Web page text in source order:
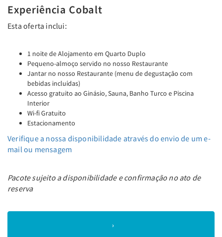
Experiência Cobalt
Esta oferta inclui:
1 noite de Alojamento em Quarto Duplo
Pequeno-almoço servido no nosso Restaurante
Jantar no nosso Restaurante (menu de degustação com
bebidas incluídas)
Acesso gratuito ao Ginásio, Sauna, Banho Turco e Piscina
Interior
Wi-fi Gratuito
Estacionamento
Verifique a nossa disponibilidade através do envio de um e-
mail ou mensagem
Pacote sujeito a disponibilidade e confirmação no ato de
reserva